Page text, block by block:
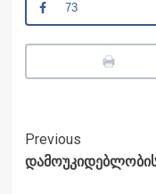
73
Post
Navigation
Previous